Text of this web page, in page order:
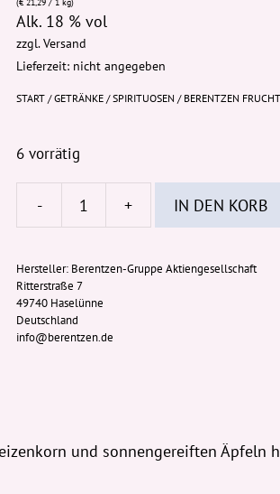
Alk. 18 % vol
zzgl.Versand
Lieferzeit: nicht angegeben
START /GETRÄNKE /SPIRITUOSEN / BERENTZEN
6 vorrätig
-
Berentzen
Apfel
(Alc.
18%
vol)
+ IN DEN KORB
Hersteller: Berentzen-Gruppe Aktiengesellschaft
Ritterstraße 7
49740 Haselünne
Deutschland
info@berentzen.de
und sonnengereiften Äpfeln